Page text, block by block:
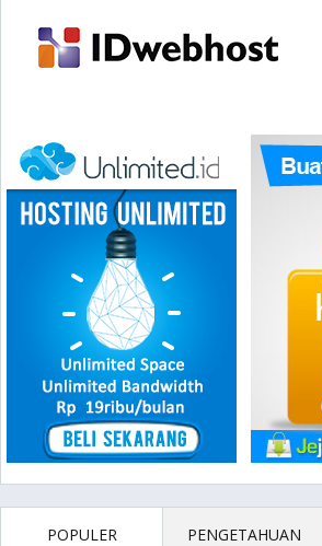
POPULER PENGETAHUAN